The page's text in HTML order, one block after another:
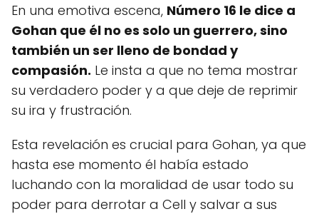
En una emotiva escena, Número 16 le dice a
Gohan que él no es solo un guerrero, sino
también un ser lleno de bondad y
compasión. Le insta a que no tema mostrar
su verdadero poder y a que deje de reprimir
su ira y frustración.
Esta revelación es crucial para Gohan, ya que
hasta ese momento él había estado
luchando con la moralidad de usar todo su
poder para derrotar a Cell y salvar a sus